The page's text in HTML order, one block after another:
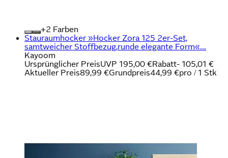
+
Farben
Stauraumhocker »Hocker Zora 125 2er-Set,
samtweicher Stoffbezug,runde elegante Form«...
Kayoom
Ursprünglicher PreisUVP 195,00 €Rabatt- 105,01 €
Aktueller Preis89,99 €Grundpreis44,99 €pro / 1 Stk